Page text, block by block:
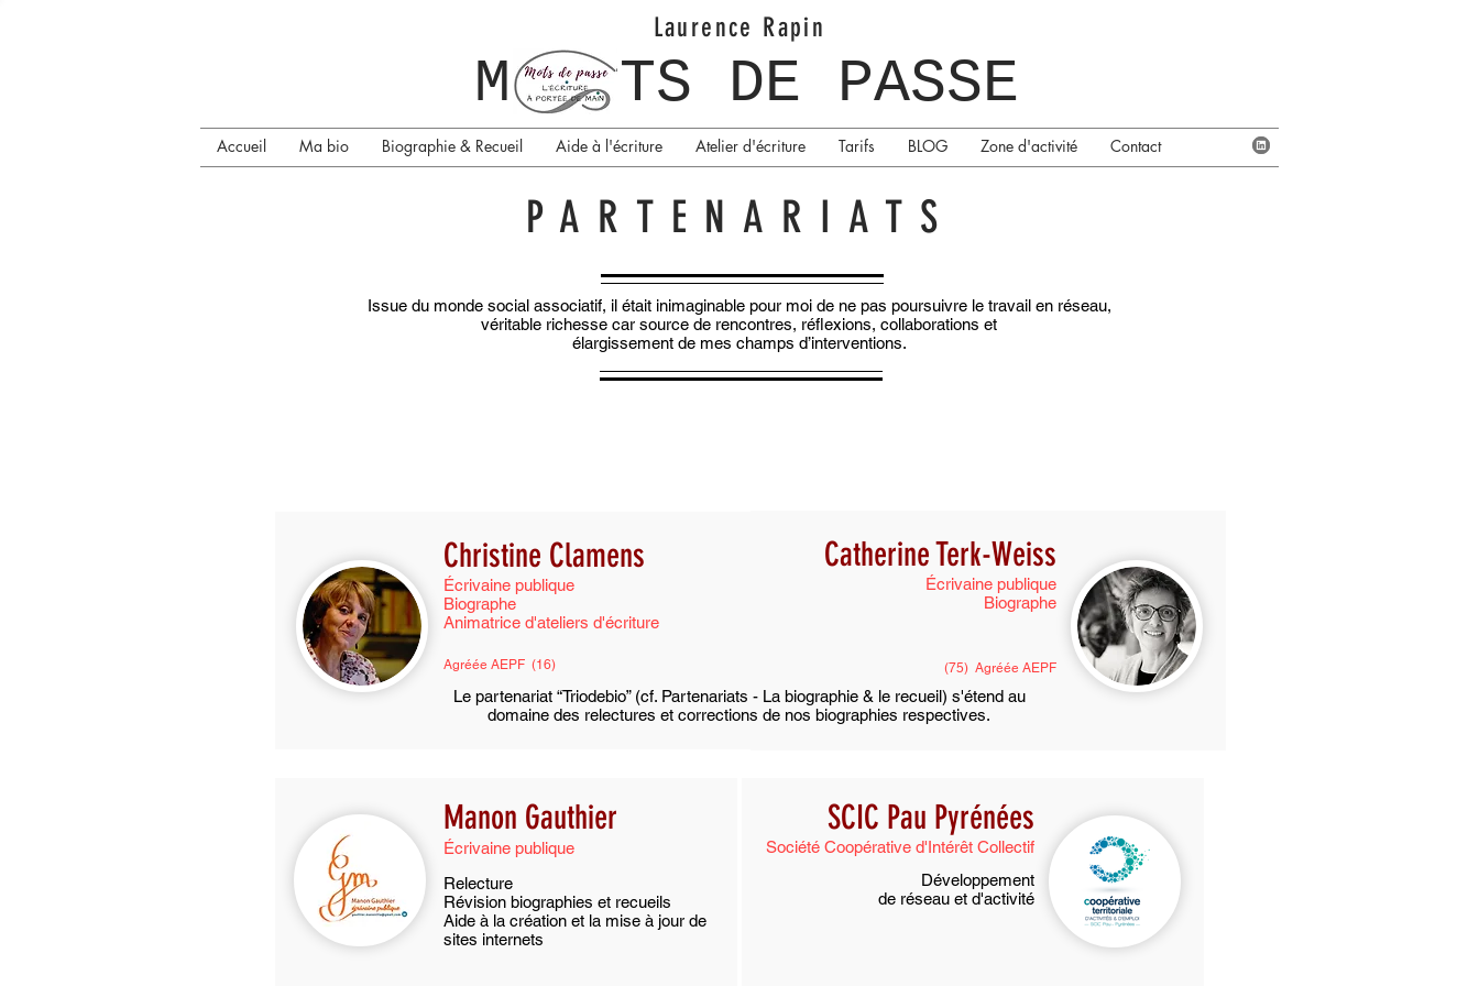
Laurence Rapin
M TS DE PASSE
Accueil Ma bio Biographie & Recueil Aide à l'écriture Atelier d'écriture Tarifs BLOG Zone d'activité Contact
Issue du monde social associatif, il était inimaginable pour moi de ne pas poursuivre le travail en réseau,
véritable richesse car source de rencontres, réflexions, collaborations et
élargissement de mes champs d’interventions.
Christine Clamens
Écrivaine publique
Biographe
Animatrice d'ateliers d'écriture
Agréée AEPF (16)
Catherine Terk-Weiss
Écrivaine publique
Biographe
(75) Agréée AEPF
Le partenariat “Triodebio” (cf. Partenariats - La biographie & le recueil) s'étend au
domaine des relectures et corrections de nos biographies respectives.
PARTENARIATS
Manon Gauthier
Écrivaine publique
Relecture
Révision biographies et recueils
Aide à la création et la mise à jour de
sites internets
SCIC Pau Pyrénées
Société Coopérative d'Intérêt Collectif
Développement
de réseau et d'activité